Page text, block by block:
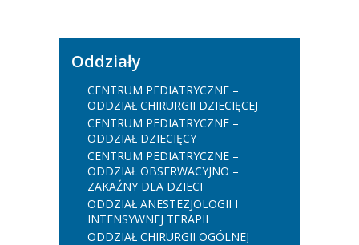
Oddziały
CENTRUM PEDIATRYCZNE –
ODDZIAŁ CHIRURGII DZIECIĘCEJ
CENTRUM PEDIATRYCZNE –
ODDZIAŁ DZIECIĘCY
CENTRUM PEDIATRYCZNE –
ODDZIAŁ OBSERWACYJNO –
ZAKAŹNY DLA DZIECI
ODDZIAŁ ANESTEZJOLOGII I
INTENSYWNEJ TERAPII
ODDZIAŁ CHIRURGII OGÓLNEJ